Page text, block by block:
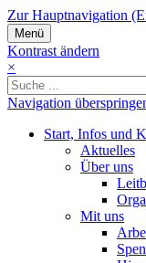
Zur Hauptnavigation
Menü
Kontrast ändern
×
Navigation
Start, Infos und
Aktuelles
Über uns
Mit uns